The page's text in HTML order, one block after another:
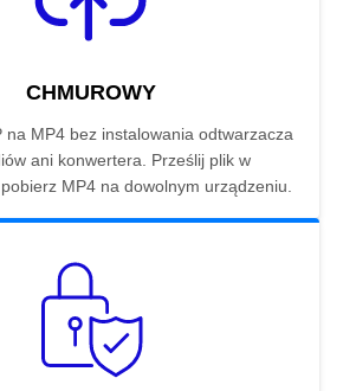
CHMUROWY
na MP4 bez instalowania odtwarzacza
ani konwertera. Prześlij plik w
MP4 na dowolnym urządzeniu.